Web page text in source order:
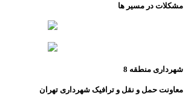
مشکلات در مسیر ها
شهرداری منطقه 8
معاونت حمل و نقل و ترافیک شهرداری تهران